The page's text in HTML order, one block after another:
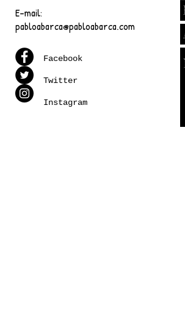
E-mail:
pabloabarca@pabloabarca.com
Facebook
Twitter
Instagram